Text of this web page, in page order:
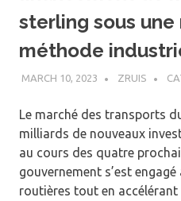
sterling sous
méthode
MARCH 10, 2023 ZRUIS
Le marché des transports
milliards de nouveaux
au cours des quatre
gouvernement s’est
routières tout en